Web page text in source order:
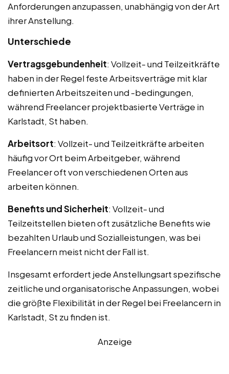
Anforderungen anzupassen, unabhängig von der Art
ihrer Anstellung.
Unterschiede
Vertragsgebundenheit: Vollzeit- und Teilzeitkräfte
haben in der Regel feste Arbeitsverträge mit klar
definierten Arbeitszeiten und -bedingungen,
während Freelancer projektbasierte Verträge in
Karlstadt, St haben.
Arbeitsort: Vollzeit- und Teilzeitkräfte arbeiten
häufig vor Ort beim Arbeitgeber, während
Freelancer oft von verschiedenen Orten aus
arbeiten können.
Benefits und Sicherheit: Vollzeit- und
Teilzeitstellen bieten oft zusätzliche Benefits wie
bezahlten Urlaub und Sozialleistungen, was bei
Freelancern meist nicht der Fall ist.
Insgesamt erfordert jede Anstellungsart spezifische
zeitliche und organisatorische Anpassungen, wobei
die größte Flexibilität in der Regel bei Freelancern in
Karlstadt, St zu finden ist.
Anzeige